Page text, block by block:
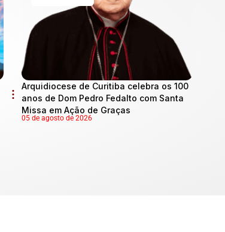
Arquidiocese de Curitiba celebra os 100
anos de Dom Pedro Fedalto com Santa
Missa em Ação de Graças
05 de agosto de 2026